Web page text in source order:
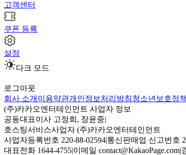
고객센터
쿠폰 등록
설정
다크 모드
로그아웃
회사 소개 이용약관개인정보처리방침청소년보호정책
(주)카카오엔터테인먼트 사업자 정보
공동대표이사 고정희, 장윤중|
호스팅서비스사업자 (주)카카오엔터테인먼트
사업자등록번호 220-88-02594|통신판매업 신고번호
대표전화 1644-4755|이메일 contact@KakaoPage.com|